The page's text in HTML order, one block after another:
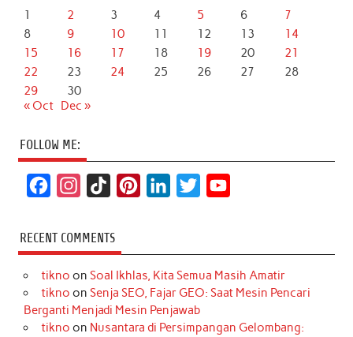
1 2 3 4 5 6
7
8
9 10 11 12 13
14
15
16 17 18 19 20
21
22
23 24 25 26 27
28
29
30
« Oct Dec »
FOLLOW ME:
c
e
b
o
s
t
a
r
k
T
o
k
t
e
r
e
k
e
d
I
t
t
r
T
u
e
RECENT COMMENTS
tikno on Soal Ikhlas, Kita Semua Masih Amatir
tikno on Senja SEO, Fajar GEO: Saat Mesin Pencari
Berganti Menjadi Mesin Penjawab
tikno on Nusantara di Persimpangan Gelombang: